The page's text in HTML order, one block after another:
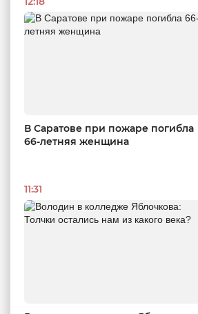
В Саратове при пожаре погибла
66-летняя женщина
11:31